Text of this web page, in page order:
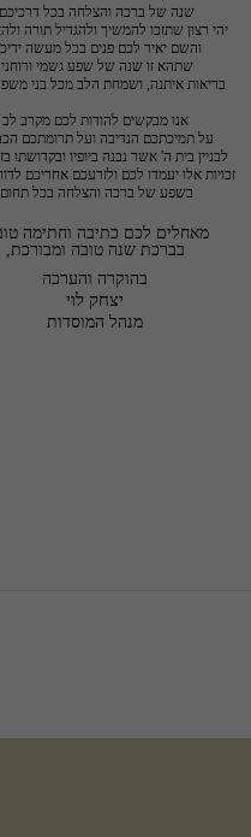
בשפע של ברכה והצלחה בכל תחום.
בברכת שנה טובה ומבורכת,
בהוקרה והערכה
יצחק לוי
מנהל המוסדות